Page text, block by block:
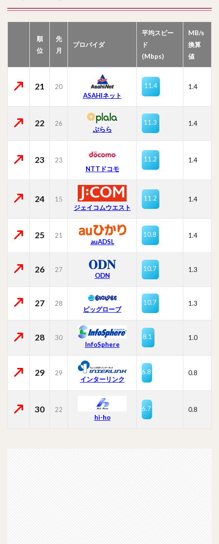
順
位
先
月
プロバイダ
平均スピー
ド
(Mbps)
MB/s
換算
値
21
20
ASAHIネット
11.4 1.4
22 26
ぷらら
11.3 1.4
23
23
NTTドコモ
11.2 1.4
24
15
ジェイコムウエスト
11.2 1.4
25
21
auADSL
10.8 1.4
26 27
ODN
10.7 1.3
27 28
ビッグローブ
10.7 1.3
28
30
InfoSphere
8.1 1.0
29
29
インターリンク
6.8 0.8
30
22
hi-ho
6.7 0.8